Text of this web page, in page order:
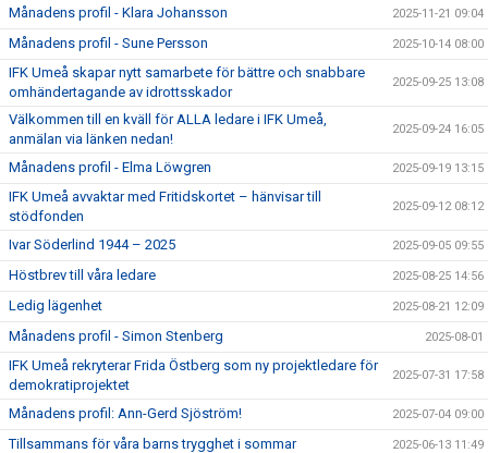
Månadens profil - Klara Johansson 2025-11-21 09:04
Månadens profil - Sune Persson 2025-10-14 08:00
IFK Umeå skapar nytt samarbete för bättre och snabbare
omhändertagande av idrottsskador
2025-09-25 13:08
Välkommen till en kväll för ALLA ledare i IFK Umeå,
anmälan via länken nedan!
2025-09-24 16:05
Månadens profil - Elma Löwgren 2025-09-19 13:15
IFK Umeå avvaktar med Fritidskortet – hänvisar till
stödfonden
2025-09-12 08:12
Ivar Söderlind 1944 – 2025 2025-09-05 09:55
Höstbrev till våra ledare 2025-08-25 14:56
Ledig lägenhet 2025-08-21 12:09
Månadens profil - Simon Stenberg 2025-08-01
IFK Umeå rekryterar Frida Östberg som ny projektledare för
demokratiprojektet
2025-07-31 17:58
Månadens profil: Ann-Gerd Sjöström! 2025-07-04 09:00
Tillsammans för våra barns trygghet i sommar 2025-06-13 11:49